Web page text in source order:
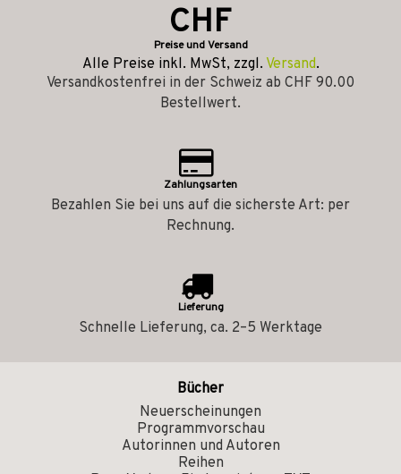
CHF
Preise und Versand
Alle Preise inkl. MwSt, zzgl. Versand.
Versandkostenfrei in der Schweiz ab CHF 90.00
Bestellwert.
Zahlungsarten
Bezahlen Sie bei uns auf die sicherste Art: per
Rechnung.
Lieferung
Schnelle Lieferung, ca. 2–5 Werktage
Bücher
Neuerscheinungen
Programmvorschau
Autorinnen und Autoren
Reihen